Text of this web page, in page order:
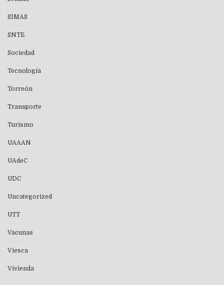
SIMAS
SNTE
Sociedad
Tecnología
Torreón
Transporte
Turismo
UAAAN
UAdeC
UDC
Uncategorized
UTT
Vacunas
Viesca
Vivienda